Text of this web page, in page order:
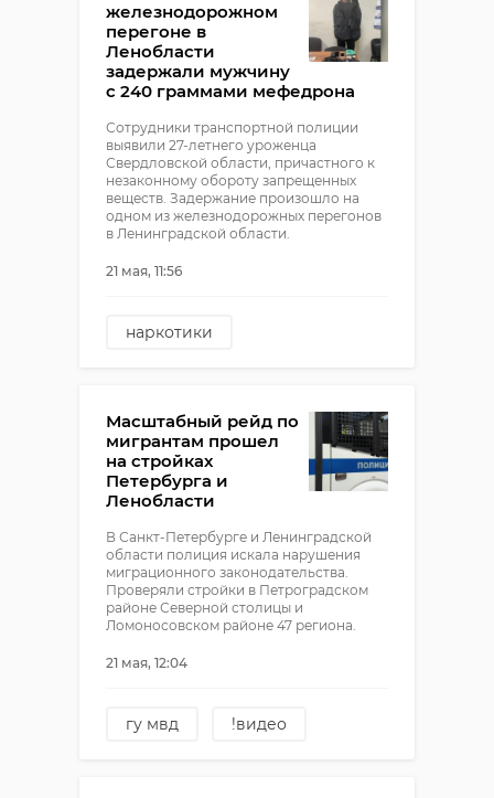
железнодорожном
перегоне в
Ленобласти
задержали мужчину
с 240 граммами мефедрона
Сотрудники транспортной полиции
выявили 27-летнего уроженца
Свердловской области, причастного к
незаконному обороту запрещенных
веществ. Задержание произошло на
одном из железнодорожных перегонов
в Ленинградской области.
21 мая, 11:56
наркотики
Масштабный рейд по
мигрантам прошел
на стройках
Петербурга и
Ленобласти
В Санкт-Петербурге и Ленинградской
области полиция искала нарушения
миграционного законодательства.
Проверяли стройки в Петроградском
районе Северной столицы и
Ломоносовском районе 47 региона.
21 мая, 12:04
гу мвд
!видео